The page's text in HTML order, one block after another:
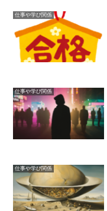
仕事や学び関係
仕事や学び関係
仕事や学び関係